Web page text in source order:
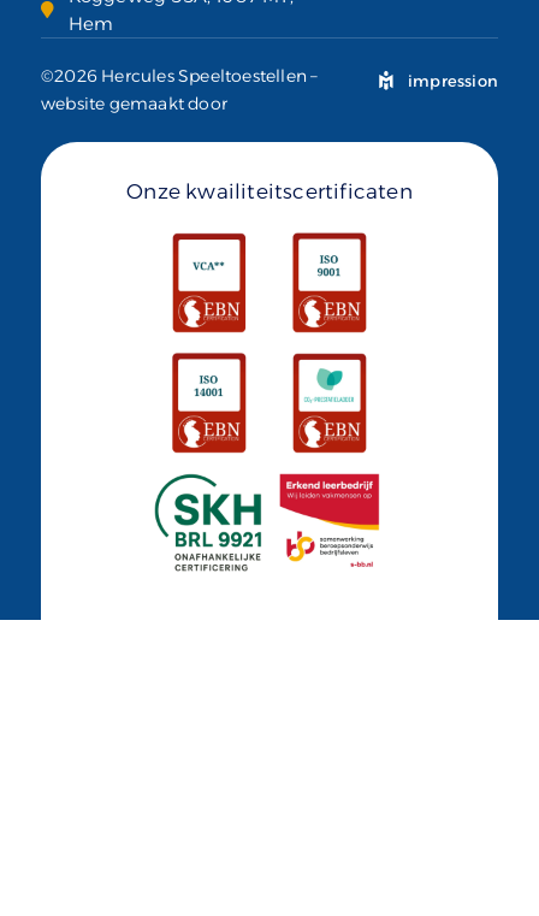
Hem
©2026 Hercules Speeltoestellen –
website gemaakt door
impression
Onze kwailiteitscertificaten